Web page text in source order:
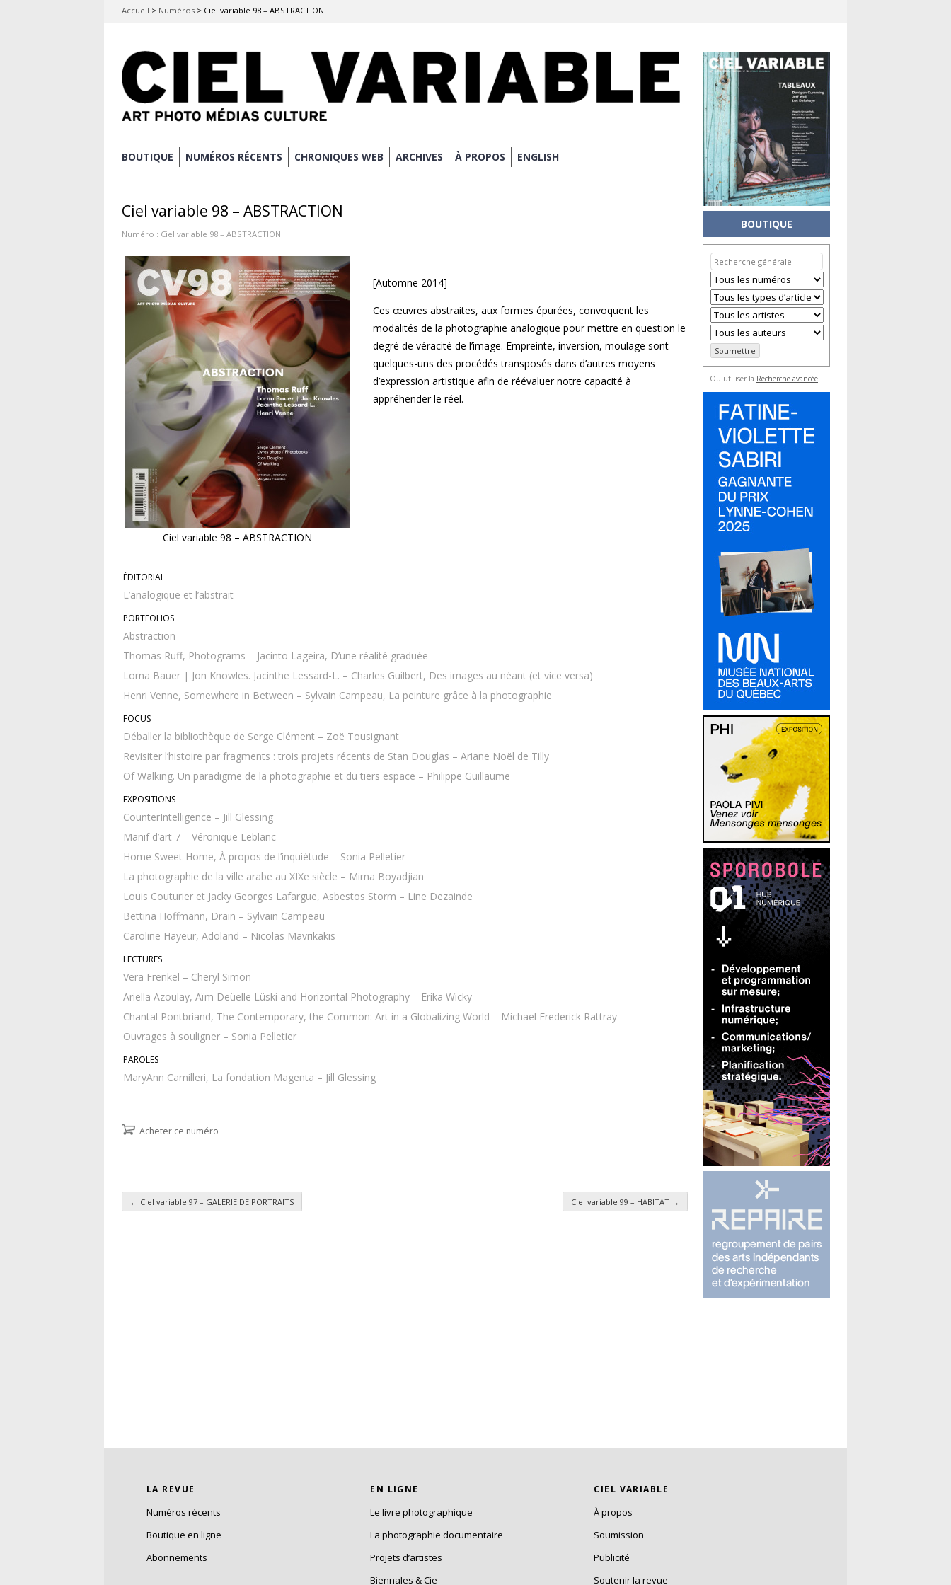
Accueil > Numéros > Ciel variable 98 – ABSTRACTION
Aller
principal
BOUTIQUE NUMÉROS RÉCENTS CHRONIQUES WEB ARCHIVES À PROPOS ENGLISH
Ciel variable 98 – ABSTRACTION
Numéro : Ciel variable 98 – ABSTRACTION
Ciel variable 98 – ABSTRACTION
[Automne 2014]
Ces œuvres abstraites, aux formes épurées, convoquent les
modalités de la photographie analogique pour mettre en question le
degré de véracité de l’image. Empreinte, inversion, moulage sont
quelques-uns des procédés transposés dans d’autres moyens
d’expression artistique afin de réévaluer notre capacité à
appréhender le réel.
ÉDITORIAL
L’analogique et l’abstrait
PORTFOLIOS
Abstraction
Thomas Ruff, Photograms – Jacinto Lageira, D’une réalité graduée
Lorna Bauer | Jon Knowles. Jacinthe Lessard-L. – Charles Guilbert, Des images au néant (et vice versa)
Henri Venne, Somewhere in Between – Sylvain Campeau, La peinture grâce à la photographie
FOCUS
Déballer la bibliothèque de Serge Clément – Zoë Tousignant
Revisiter l’histoire par fragments : trois projets récents de Stan Douglas – Ariane Noël de Tilly
Of Walking. Un paradigme de la photographie et du tiers espace – Philippe Guillaume
EXPOSITIONS
CounterIntelligence – Jill Glessing
Manif d’art 7 – Véronique Leblanc
Home Sweet Home, À propos de l’inquiétude – Sonia Pelletier
La photographie de la ville arabe au XIXe siècle – Mirna Boyadjian
Louis Couturier et Jacky Georges Lafargue, Asbestos Storm – Line Dezainde
Bettina Hoffmann, Drain – Sylvain Campeau
Caroline Hayeur, Adoland – Nicolas Mavrikakis
LECTURES
Vera Frenkel – Cheryl Simon
Ariella Azoulay, Aïm Deüelle Lüski and Horizontal Photography – Erika Wicky
Chantal Pontbriand, The Contemporary, the Common: Art in a Globalizing World – Michael Frederick Rattray
Ouvrages à souligner – Sonia Pelletier
PAROLES
MaryAnn Camilleri, La fondation Magenta – Jill Glessing
Acheter ce numéro
← Ciel variable 97 – GALERIE DE PORTRAITS Ciel variable 99 – HABITAT →
BOUTIQUE
Ou utiliser la Recherche avancée
LA REVUE
Numéros récents
Boutique en ligne
Abonnements
EN LIGNE
Le livre photographique
La photographie documentaire
Projets d’artistes
Biennales & Cie
CIEL VARIABLE
À propos
Soumission
Publicité
Soutenir la revue